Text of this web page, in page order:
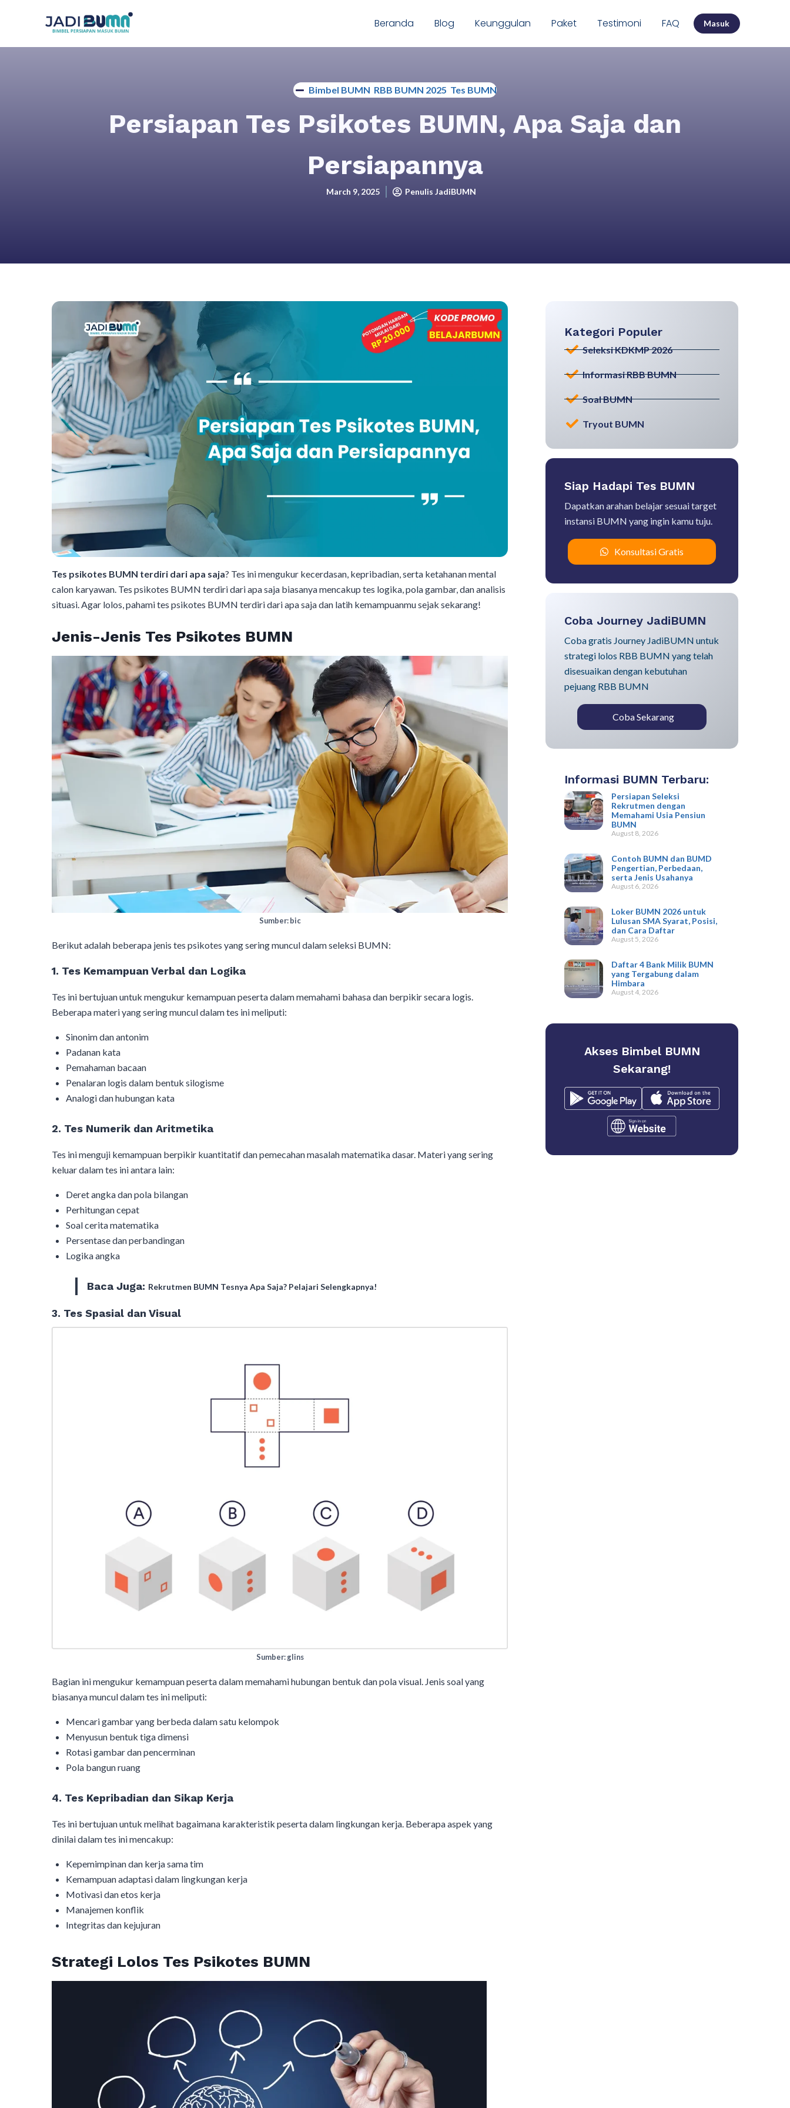
Beranda Blog Keunggulan Paket Testimoni FAQ Masuk
Bimbel BUMN RBB BUMN 2025 Tes BUMN
Persiapan Tes Psikotes BUMN, Apa Saja dan
Persiapannya
March 9, 2025 Penulis JadiBUMN
Tes psikotes BUMN terdiri dari apa saja? Tes ini mengukur kecerdasan, kepribadian, serta ketahanan mental
calon karyawan. Tes psikotes BUMN terdiri dari apa saja biasanya mencakup tes logika, pola gambar, dan analisis
situasi. Agar lolos, pahami tes psikotes BUMN terdiri dari apa saja dan latih kemampuanmu sejak sekarang!
Jenis-Jenis Tes Psikotes BUMN
Sumber: bic
Berikut adalah beberapa jenis tes psikotes yang sering muncul dalam seleksi BUMN:
1. Tes Kemampuan Verbal dan Logika
Tes ini bertujuan untuk mengukur kemampuan peserta dalam memahami bahasa dan berpikir secara logis.
Beberapa materi yang sering muncul dalam tes ini meliputi:
Sinonim dan antonim
Padanan kata
Pemahaman bacaan
Penalaran logis dalam bentuk silogisme
Analogi dan hubungan kata
2. Tes Numerik dan Aritmetika
Tes ini menguji kemampuan berpikir kuantitatif dan pemecahan masalah matematika dasar. Materi yang sering
keluar dalam tes ini antara lain:
Deret angka dan pola bilangan
Perhitungan cepat
Soal cerita matematika
Persentase dan perbandingan
Logika angka
Baca Juga: Rekrutmen BUMN Tesnya Apa Saja? Pelajari Selengkapnya!
3. Tes Spasial dan Visual
Sumber: glins
Bagian ini mengukur kemampuan peserta dalam memahami hubungan bentuk dan pola visual. Jenis soal yang
biasanya muncul dalam tes ini meliputi:
Mencari gambar yang berbeda dalam satu kelompok
Menyusun bentuk tiga dimensi
Rotasi gambar dan pencerminan
Pola bangun ruang
4. Tes Kepribadian dan Sikap Kerja
Tes ini bertujuan untuk melihat bagaimana karakteristik peserta dalam lingkungan kerja. Beberapa aspek yang
dinilai dalam tes ini mencakup:
Kepemimpinan dan kerja sama tim
Kemampuan adaptasi dalam lingkungan kerja
Motivasi dan etos kerja
Manajemen konflik
Integritas dan kejujuran
Strategi Lolos Tes Psikotes BUMN
Kategori Populer
Seleksi KDKMP 2026
Informasi RBB BUMN
Soal BUMN
Tryout BUMN
Siap Hadapi Tes BUMN
Dapatkan arahan belajar sesuai target
instansi BUMN yang ingin kamu tuju.
Konsultasi Gratis
Coba Journey JadiBUMN
Coba gratis Journey JadiBUMN untuk
strategi lolos RBB BUMN yang telah
disesuaikan dengan kebutuhan
pejuang RBB BUMN
Coba Sekarang
Informasi BUMN Terbaru:
Persiapan Seleksi
Rekrutmen dengan
Memahami Usia Pensiun
BUMN
August 8, 2026
Contoh BUMN dan BUMD
Pengertian, Perbedaan,
serta Jenis Usahanya
August 6, 2026
Loker BUMN 2026 untuk
Lulusan SMA Syarat, Posisi,
dan Cara Daftar
August 5, 2026
Daftar 4 Bank Milik BUMN
yang Tergabung dalam
Himbara
August 4, 2026
Akses Bimbel BUMN
Sekarang!